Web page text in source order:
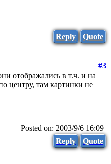
Reply
Quote
#3
отображались в т.ч. и на
центру, там картинки не
Posted on: 2003/9/6 16:09
Reply
Quote